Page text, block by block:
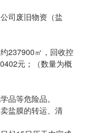
司废旧物资（盐
237900㎡，回收控
元；（数量为概
品等危险品。
盐膜的转运、清